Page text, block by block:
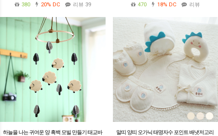
380
20% DC 리뷰 39
470
18% DC 리뷰
하늘을 나는 귀여운 양 흑백 모빌 만들기 태교바
말띠 양띠 오가닉 태명자수 포인트 배냇저고리